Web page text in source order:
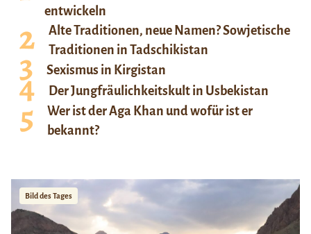
entwickeln
Alte Traditionen, neue Namen? Sowjetische
Traditionen in Tadschikistan
Sexismus in Kirgistan
Der Jungfräulichkeitskult in Usbekistan
Wer ist der Aga Khan und wofür ist er
bekannt?
Bild des Tages